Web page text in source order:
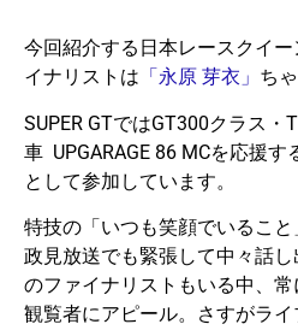
今回紹介する日本レースクイ
イナリストは 「永原 芽衣」 ちゃ
SUPER GTではGT300クラス・
車 UPGARAGE 86 MCを応援
として参加しています。
特技の「いつも笑顔でいること
政見放送でも緊張して中々話
のファイナリストもいる中、
観覧者にアピール。さすがラ